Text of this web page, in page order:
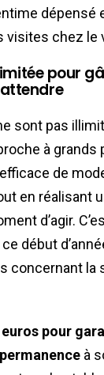
dépensé
visites chez le
pour
sont pas
à grands
de
en réalisant
d’agir.
début
concernant la
pour
à